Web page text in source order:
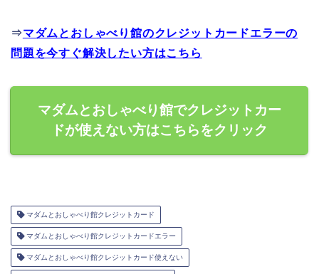
⇒マダムとおしゃべり館のクレジットカードエラーの
問題を今すぐ解決したい方はこちら
マダムとおしゃべり館でクレジットカー
ドが使えない方はこちらをクリック
マダムとおしゃべり館クレジットカード
マダムとおしゃべり館クレジットカードエラー
マダムとおしゃべり館クレジットカード使えない